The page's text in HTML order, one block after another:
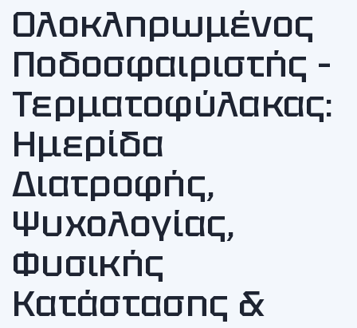
Ολοκληρωμένος
Ποδοσφαιριστής –
Τερματοφύλακας:
Ημερίδα
Διατροφής,
Ψυχολογίας,
Φυσικής
Κατάστασης &